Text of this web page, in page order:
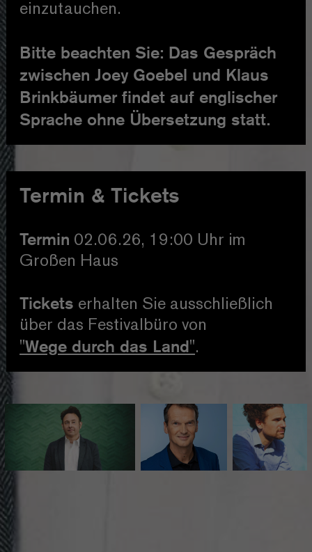
einzutauchen.
Bitte beachten Sie: Das Gespräch
zwischen Joey Goebel und Klaus
Brinkbäumer findet auf englischer
Sprache ohne Übersetzung statt.
Termin & Tickets
Termin 02.06.26, 19:00 Uhr im
Großen Haus
Tickets erhalten Sie ausschließlich
über das Festivalbüro von
"Wege durch das Land".